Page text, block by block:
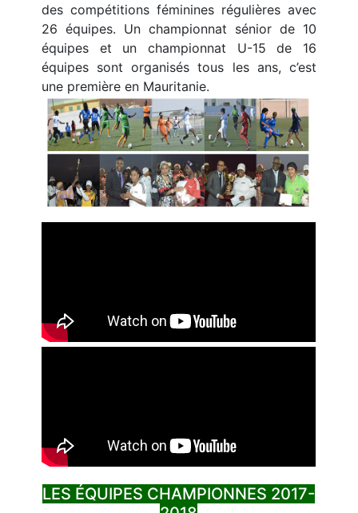
des compétitions féminines régulières avec
26 équipes. Un championnat sénior de 10
équipes et un championnat U-15 de 16
équipes sont organisés tous les ans, c’est
une première en Mauritanie.
LES ÉQUIPES CHAMPIONNES 2017-